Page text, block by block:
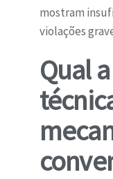
mostram
violações
Qual